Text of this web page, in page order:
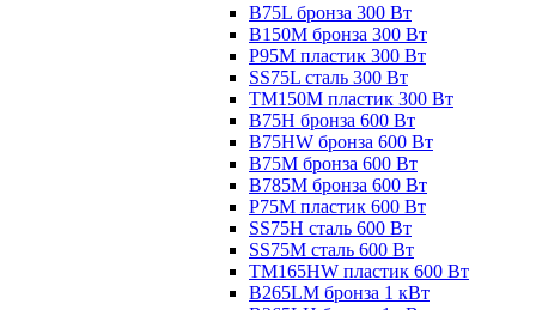
B75L бронза 300 Вт
B150M бронза 300 Вт
P95M пластик 300 Вт
SS75L сталь 300 Вт
TM150M пластик 300 Вт
B75H бронза 600 Вт
B75HW бронза 600 Вт
B75M бронза 600 Вт
B785M бронза 600 Вт
P75M пластик 600 Вт
SS75H сталь 600 Вт
SS75M сталь 600 Вт
TM165HW пластик 600 Вт
B265LM бронза 1 кВт